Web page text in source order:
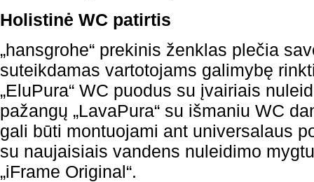
Holistinė WC patirtis
„hansgrohe“ prekinis ženklas plečia
suteikdamas vartotojams galimybę
„EluPura“ WC puodus su įvairiais
pažangų „LavaPura“ su išmaniu WC
gali būti montuojami ant universalaus
su naujaisiais vandens nuleidimo
„iFrame Original“.